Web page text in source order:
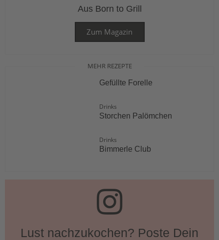
Aus Born to Grill
Zum Magazin
MEHR REZEPTE
Gefüllte Forelle
Drinks
Storchen Palömchen
Drinks
Bimmerle Club
Lust nachzukochen? Poste Dein